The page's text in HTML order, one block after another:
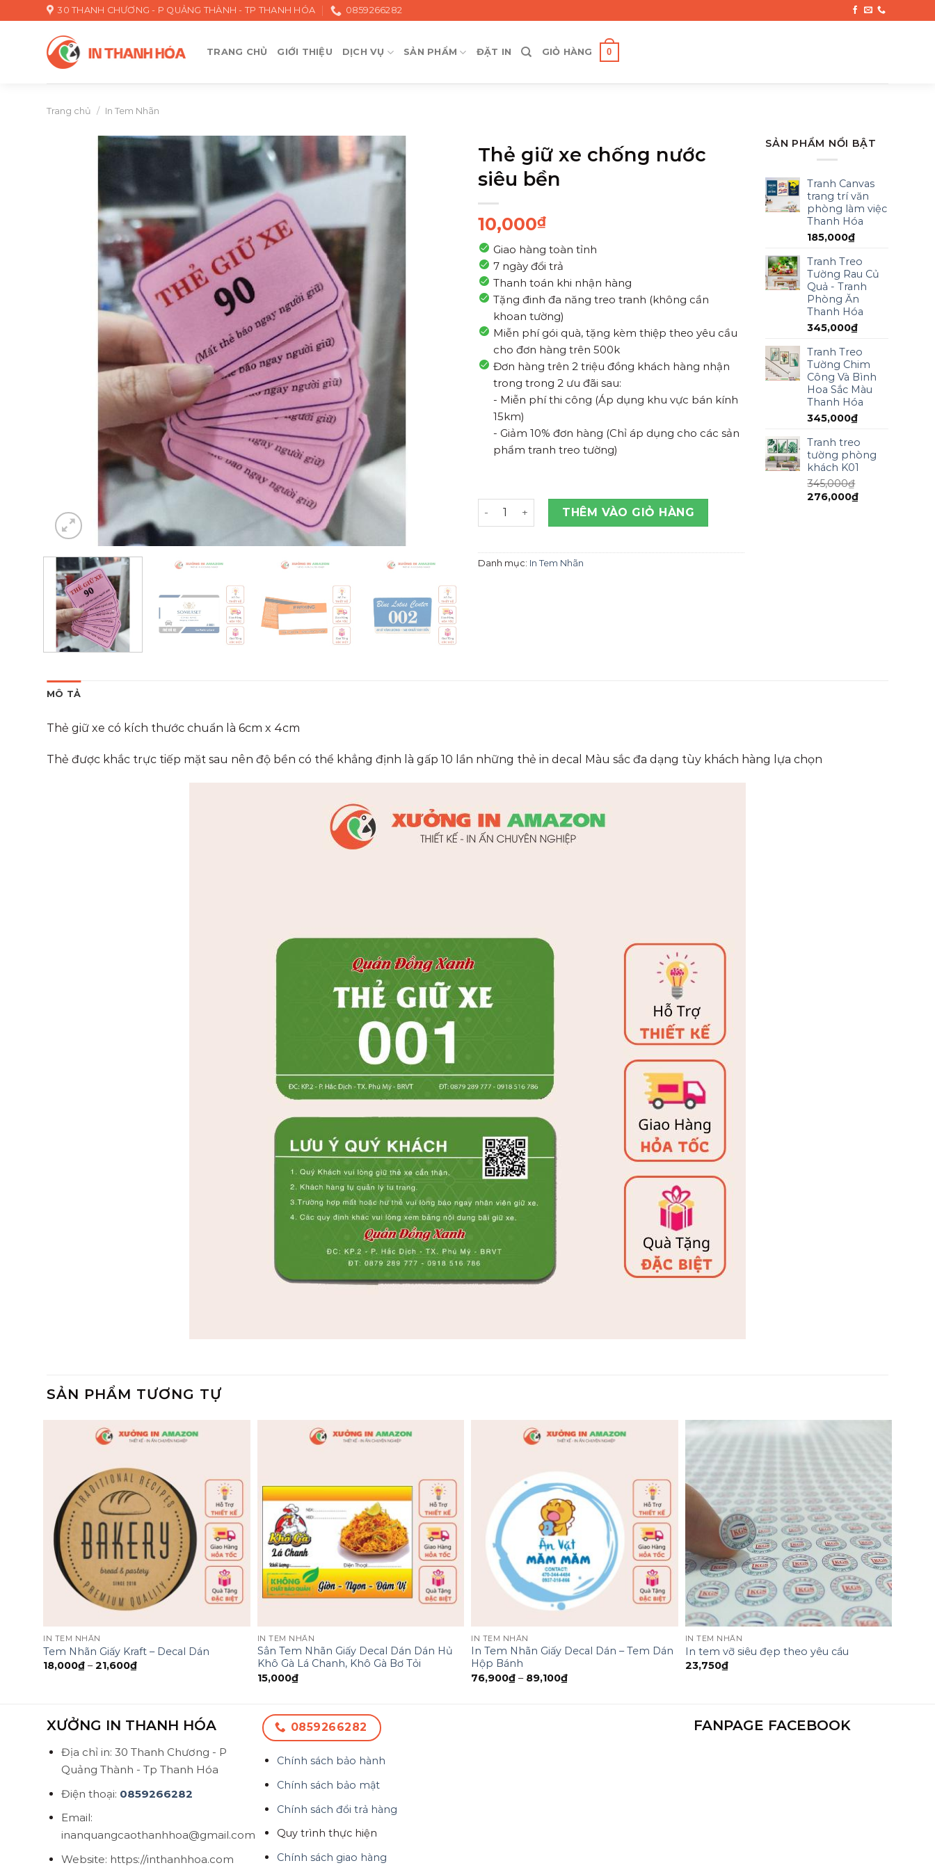
to
30 THANH CHƯƠNG - P QUẢNG THÀNH - TP THANH HÓA 0859266282
TRANG CHỦ GIỚI THIỆU DỊCH VỤ SẢN PHẨM ĐẶT IN GIỎ HÀNG 0
Trang chủ / In Tem Nhãn
Thẻ giữ xe chống nước
siêu bền
10,000₫
Giao hàng toàn tỉnh
7 ngày đổi trả
Thanh toán khi nhận hàng
Tặng đinh đa năng treo tranh (không cần
khoan tường)
Miễn phí gói quà, tặng kèm thiệp theo yêu cầu
cho đơn hàng trên 500k
Đơn hàng trên 2 triệu đồng khách hàng nhận
trong trong 2 ưu đãi sau:
- Miễn phí thi công (Áp dụng khu vực bán kính
15km)
- Giảm 10% đơn hàng (Chỉ áp dụng cho các sản
phẩm tranh treo tường)
Thẻ giữ xe chống nước siêu bền số lượng
THÊM VÀO GIỎ HÀNG
Danh mục: In Tem Nhãn
SẢN PHẨM NỔI BẬT
Tranh Canvas
trang trí văn
phòng làm việc
Thanh Hóa
185,000₫
Tranh Treo
Tường Rau Củ
Quả - Tranh
Phòng Ăn
Thanh Hóa
345,000₫
Tranh Treo
Tường Chim
Công Và Bình
Hoa Sắc Màu
Thanh Hóa
345,000₫
Tranh treo
tường phòng
khách K01
345,000₫
276,000₫
MÔ TẢ
Thẻ giữ xe có kích thước chuẩn là 6cm x 4cm
Thẻ được khắc trực tiếp mặt sau nên độ bền có thể khẳng định là gấp 10 lần những thẻ in decal Màu sắc đa dạng tùy khách hàng lựa chọn
SẢN PHẨM TƯƠNG TỰ
IN TEM NHÃN
Tem Nhãn Giấy Kraft – Decal Dán
18,000₫ –21,600₫
IN TEM NHÃN
Sẳn Tem Nhãn Giấy Decal Dán Dán Hủ
Khô Gà Lá Chanh, Khô Gà Bơ Tỏi
15,000₫
IN TEM NHÃN
In Tem Nhãn Giấy Decal Dán – Tem Dán
Hộp Bánh
76,900₫ – 89,100₫
IN TEM NHÃN
In tem vỡ siêu đẹp theo yêu cầu
23,750₫
XƯỞNG IN THANH HÓA
Địa chỉ in: 30 Thanh Chương - P
Quảng Thành - Tp Thanh Hóa
Điện thoại: 0859266282
Email:
inanquangcaothanhhoa@gmail.com
Website: https://inthanhhoa.com
0859266282
Chính sách bảo hành
Chính sách bảo mật
Chính sách đổi trả hàng
Quy trình thực hiện
Chính sách giao hàng
FANPAGE FACEBOOK